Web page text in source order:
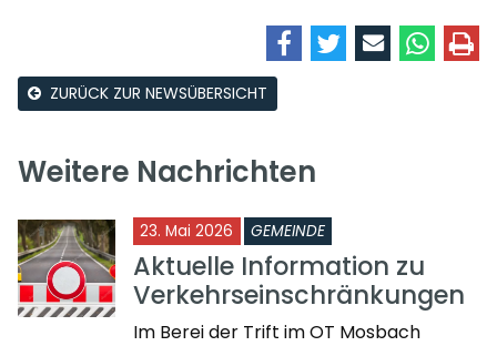
ZURÜCK ZUR NEWSÜBERSICHT
Weitere Nachrichten
23. Mai 2026 GEMEINDE
Aktuelle Information zu
Verkehrseinschränkungen
Im Berei der Trift im OT Mosbach